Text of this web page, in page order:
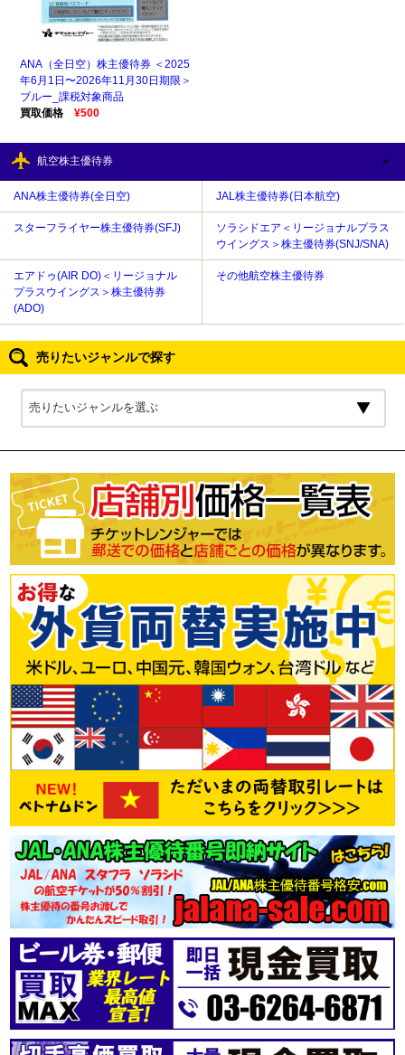
ANA（全日空）株主優待券 ＜2025
年6月1日〜2026年11月30日期限＞
ブルー_課税対象商品
買取価格
¥500
航空株主優待券
ANA株主優待券(全日空) JAL株主優待券(日本航空)
スターフライヤー株主優待券(SFJ)
ソラシドエア＜リージョナルプラス
ウイングス＞株主優待券(SNJ/SNA)
エアドゥ(AIR DO)＜リージョナル
プラスウイングス＞株主優待券
(ADO)
その他航空株主優待券
売りたいジャンルで探す